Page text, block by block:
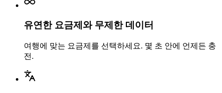
유연한 요금제와 무제한 데이터
여행에 맞는 요금제를 선택하세요. 몇 초 안에 언제든 충
전.